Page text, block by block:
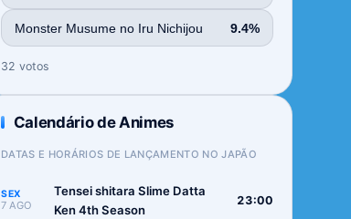
Monster Musume no Iru Nichijou 9.4%
32 votos
Calendário de Animes
DATAS E HORÁRIOS DE LANÇAMENTO NO JAPÃO
SEX
7 AGO
Tensei shitara Slime Datta
Ken 4th Season
23:00